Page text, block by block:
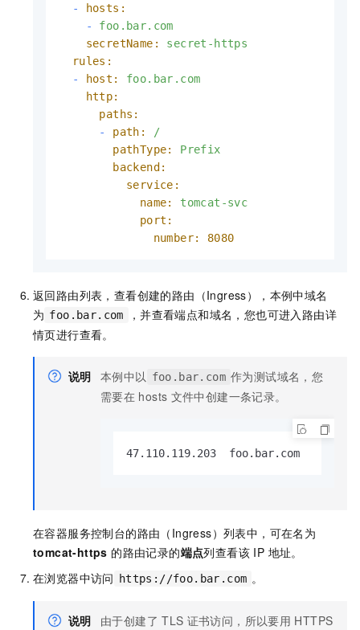
-
hosts:
-
foo.bar.com
secretName:
secret-https
rules:
-
host:
foo.bar.com
http:
paths:
-
path:
/
pathType:
Prefix
backend:
service:
name:
tomcat-svc
port:
number:
8080
返回路由列表，查看创建的路由（Ingress），本例中域名
为 foo.bar.com
，并查看端点和域名，您也可进入路由详
情页进行查看。
说明 本例中以 foo.bar.com 作为测试域名，您
需要在 hosts 文件中创建一条记录。
47.110.119.203  foo.bar.com
在容器服务控制台的路由（Ingress）列表中，可在名为
tomcat-https 的路由记录的端点列查看该 IP 地址。
在浏览器中访问 https://foo.bar.com 。
说明 由于创建了 TLS 证书访问，所以要用 HTTPS